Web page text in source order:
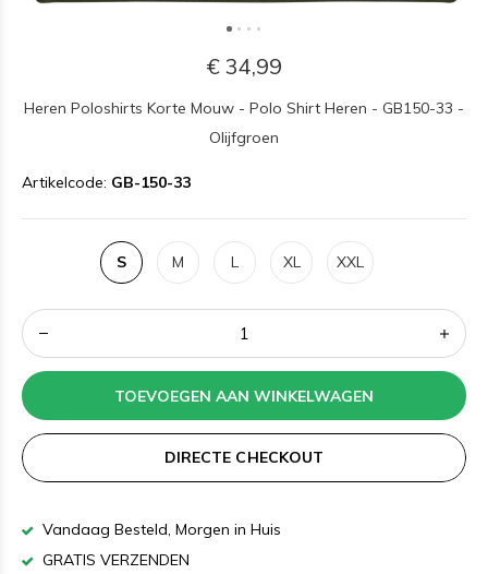
€ 34,99
Heren Poloshirts Korte Mouw - Polo Shirt Heren - GB150-33 -
Olijfgroen
Artikelcode: GB-150-33
S M L XL XXL
TOEVOEGEN AAN WINKELWAGEN
DIRECTE CHECKOUT
Vandaag Besteld, Morgen in Huis
GRATIS VERZENDEN